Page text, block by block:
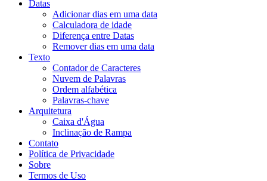
Datas
Adicionar dias em uma data
Calculadora de idade
Diferença entre Datas
Remover dias em uma data
Texto
Contador de Caracteres
Nuvem de Palavras
Ordem alfabética
Palavras-chave
Arquitetura
Caixa d'Água
Inclinação de Rampa
Contato
Política de Privacidade
Sobre
Termos de Uso